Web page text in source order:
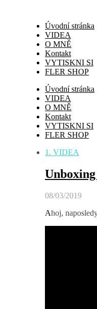
Úvodní stránka
VIDEA
O MNĚ
Kontakt
VYTISKNI SI
FLER SHOP
Úvodní stránka
VIDEA
O MNĚ
Kontakt
VYTISKNI SI
FLER SHOP
1. VIDEA
08/03/2019
Ahoj,